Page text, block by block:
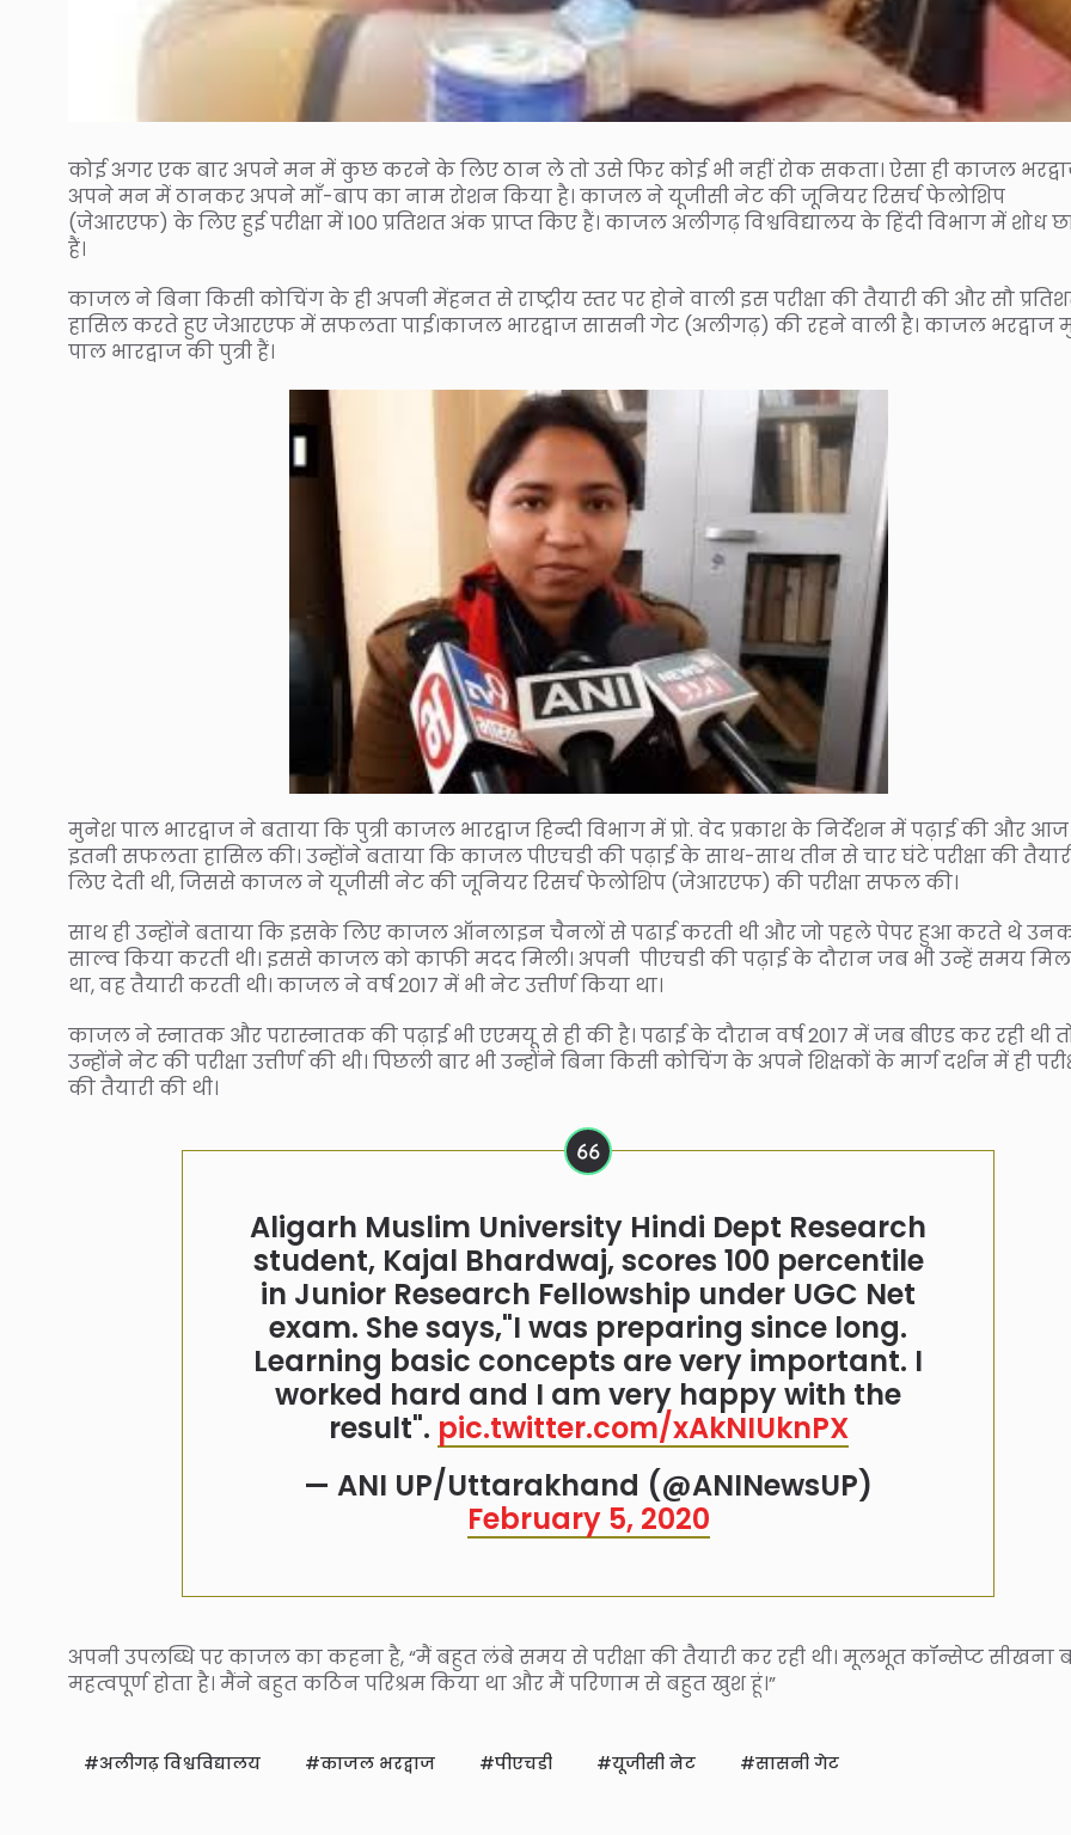
कोई अगर एक बार अपने मन में कुछ करने के लिए ठान ले तो उसे फिर कोई भी नहीं रोक सकता। ऐसा ही काजल
अपने मन में ठानकर अपने माँ-बाप का नाम रोशन किया है। काजल ने यूजीसी नेट की जूनियर रिसर्च फेलोशिप
(जेआरएफ) के लिए हुई परीक्षा में 100 प्रतिशत अंक प्राप्त किए हैं। काजल अलीगढ़ विश्वविद्यालय के हिंदी विभाग में शोध
हैं।
काजल ने बिना किसी कोचिंग के ही अपनी मेंहनत से राष्ट्रीय स्तर पर होने वाली इस परीक्षा की तैयारी की और सौ
हासिल करते हुए जेआरएफ में सफलता पाई।काजल भारद्वाज सासनी गेट (अलीगढ़) की रहने वाली है। काजल भरद्वाज
पाल भारद्वाज की पुत्री हैं।
मुनेश पाल भारद्वाज ने बताया कि पुत्री काजल भारद्वाज हिन्दी विभाग में प्रो. वेद प्रकाश के निर्देशन में पढ़ाई की और आज
इतनी सफलता हासिल की। उन्होंने बताया कि काजल पीएचडी की पढ़ाई के साथ-साथ तीन से चार घंटे परीक्षा की
लिए देती थी, जिससे काजल ने यूजीसी नेट की जूनियर रिसर्च फेलोशिप (जेआरएफ) की परीक्षा सफल की।
साथ ही उन्होंने बताया कि इसके लिए काजल ऑनलाइन चैनलों से पढाई करती थी और जो पहले पेपर हुआ करते थे
साल्व किया करती थी। इससे काजल को काफी मदद मिली। अपनी पीएचडी की पढ़ाई के दौरान जब भी उन्हें समय
था, वह तैयारी करती थी। काजल ने वर्ष 2017 में भी नेट उत्तीर्ण किया था।
काजल ने स्नातक और परास्नातक की पढ़ाई भी एएमयू से ही की है। पढाई के दौरान वर्ष 2017 में जब बीएड कर रही थी
उन्होंने नेट की परीक्षा उत्तीर्ण की थी। पिछली बार भी उन्होंने बिना किसी कोचिंग के अपने शिक्षकों के मार्ग दर्शन में ही
की तैयारी की थी।
Aligarh Muslim University Hindi Dept Research
student, Kajal Bhardwaj, scores 100 percentile
in Junior Research Fellowship under UGC Net
exam. She says,"I was preparing since long.
Learning basic concepts are very important. I
worked hard and I am very happy with the
result". pic.twitter.com/xAkNIUknPX
— ANI UP/Uttarakhand (@ANINewsUP)
February 5, 2020
अपनी उपलब्धि पर काजल का कहना है, “मैं बहुत लंबे समय से परीक्षा की तैयारी कर रही थी। मूलभूत कॉन्सेप्ट सीखना
महत्वपूर्ण होता है। मैंने बहुत कठिन परिश्रम किया था और मैं परिणाम से बहुत खुश हूं।”
अलीगढ़ विश्वविद्यालय काजल भरद्वाज पीएचडी यूजीसी नेट सासनी गेट